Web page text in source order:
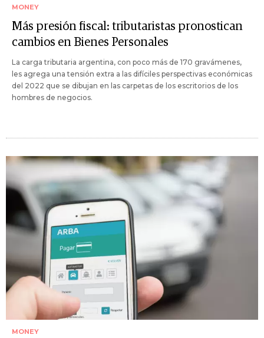
MONEY
Más presión fiscal: tributaristas pronostican
cambios en Bienes Personales
La carga tributaria argentina, con poco más de 170 gravámenes,
les agrega una tensión extra a las difíciles perspectivas económicas
del 2022 que se dibujan en las carpetas de los escritorios de los
hombres de negocios.
MONEY